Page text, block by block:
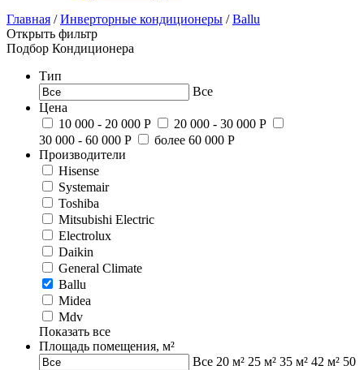
Главная /Инверторные кондиционеры /Ballu
Открыть фильтр
Подбор Кондиционера
Тип
Все
Цена
10 000 - 20 000 Р
20 000 - 30 000 Р
30 000 - 60 000 Р
более 60 000 Р
Производители
Hisense
Systemair
Toshiba
Mitsubishi Electric
Electrolux
Daikin
General Climate
Ballu
Midea
Mdv
Показать все
Площадь помещения, м²
Все 20 м² 25 м² 35 м² 42 м² 50